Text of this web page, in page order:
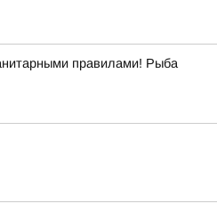
правилами! Рыба